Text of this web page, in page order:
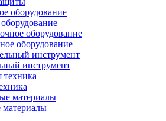
оборудование
инструмент